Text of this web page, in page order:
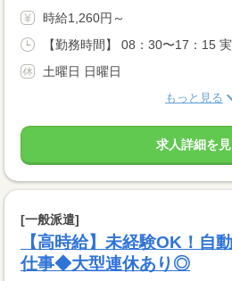
時給1,260円～
【勤務時間】 08：30〜17：15
土曜日 日曜日
もっと見る
求人詳細を
[一般派遣]
【高時給】未経験OK！自
仕事◆大型連休あり◎